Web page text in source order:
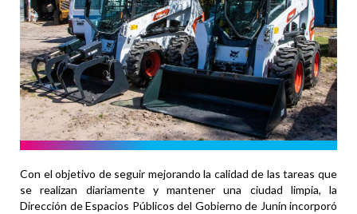
Con el objetivo de seguir mejorando la calidad de las tareas que
se realizan diariamente y mantener una ciudad limpia, la
Dirección de Espacios Públicos del Gobierno de Junín incorporó